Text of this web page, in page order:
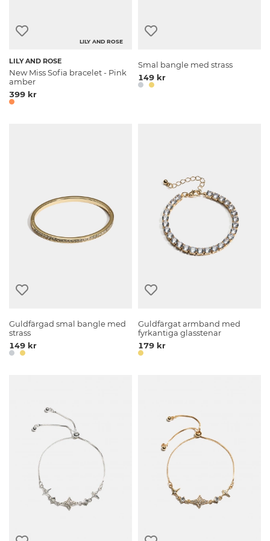
LILY AND ROSE
LILY AND ROSE
New Miss Sofia bracelet - Pink
amber
399 kr
Smal bangle med strass
149 kr
Guldfärgad smal bangle med
strass
149 kr
Guldfärgat armband med
fyrkantiga glasstenar
179 kr